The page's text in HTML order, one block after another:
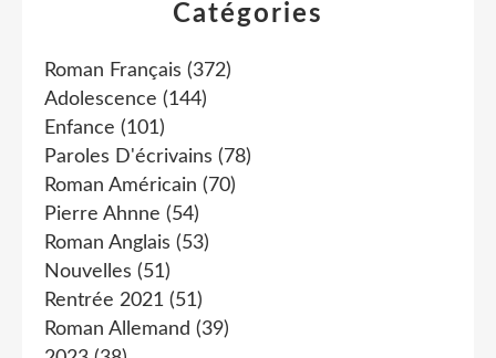
Catégories
Roman Français (372)
Adolescence (144)
Enfance (101)
Paroles D'écrivains (78)
Roman Américain (70)
Pierre Ahnne (54)
Roman Anglais (53)
Nouvelles (51)
Rentrée 2021 (51)
Roman Allemand (39)